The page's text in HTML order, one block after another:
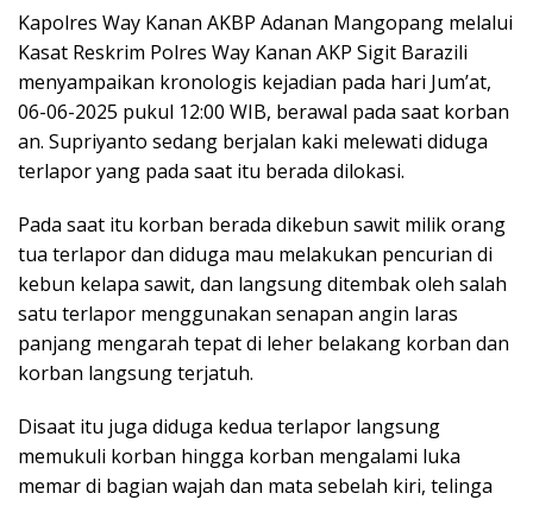
Kapolres Way Kanan AKBP Adanan Mangopang melalui
Kasat Reskrim Polres Way Kanan AKP Sigit Barazili
menyampaikan kronologis kejadian pada hari Jum’at,
06-06-2025 pukul 12:00 WIB, berawal pada saat korban
an. Supriyanto sedang berjalan kaki melewati diduga
terlapor yang pada saat itu berada dilokasi.
Pada saat itu korban berada dikebun sawit milik orang
tua terlapor dan diduga mau melakukan pencurian di
kebun kelapa sawit, dan langsung ditembak oleh salah
satu terlapor menggunakan senapan angin laras
panjang mengarah tepat di leher belakang korban dan
korban langsung terjatuh.
Disaat itu juga diduga kedua terlapor langsung
memukuli korban hingga korban mengalami luka
memar di bagian wajah dan mata sebelah kiri, telinga